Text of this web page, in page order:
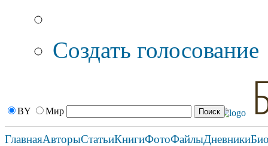
Создать голосование
BY Мир
ГлавнаяАвторыСтатьиКнигиФотоФайлыДневники